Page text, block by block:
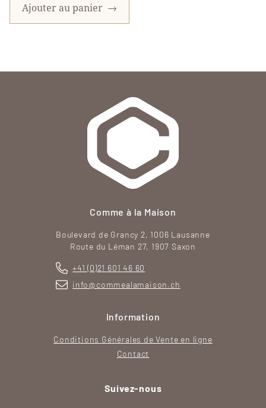
Ajouter au panier →
Comme à la Maison
Boulevard de Grancy 2, 1006 Lausanne
Route du Léman 27, 1907 Saxon
+41 (0)21 601 46 60
info@commealamaison.ch
Information
Conditions Générales de Vente en ligne
Contact
Suivez-nous